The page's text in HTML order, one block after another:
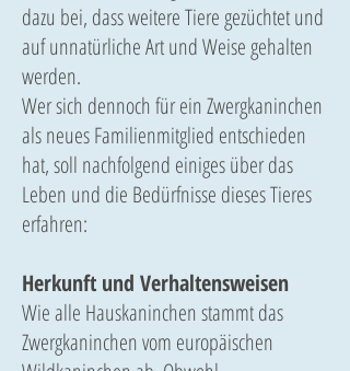
dazu bei, dass weitere Tiere gezüchtet und
auf unnatürliche Art und Weise gehalten
werden.
Wer sich dennoch für ein Zwergkaninchen
als neues Familienmitglied entschieden
hat, soll nachfolgend einiges über das
Leben und die Bedürfnisse dieses Tieres
erfahren:
Herkunft und Verhaltensweisen
Wie alle Hauskaninchen stammt das
Zwergkaninchen vom europäischen